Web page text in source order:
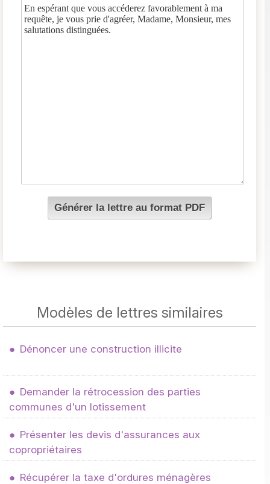
Modèles de lettres similaires
Dénoncer une construction illicite
Demander la rétrocession des parties
communes d'un lotissement
Présenter les devis d'assurances aux
copropriétaires
Récupérer la taxe d'ordures ménagères